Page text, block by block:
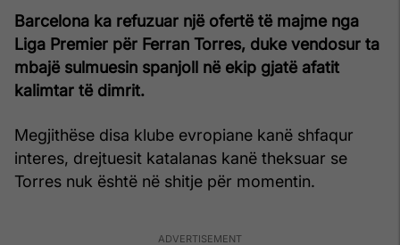
Barcelona ka refuzuar një ofertë të majme nga
Liga Premier për Ferran Torres, duke vendosur ta
mbajë sulmuesin spanjoll në ekip gjatë afatit
kalimtar të dimrit.
Megjithëse disa klube evropiane kanë shfaqur
interes, drejtuesit katalanas kanë theksuar se
Torres nuk është në shitje për momentin.